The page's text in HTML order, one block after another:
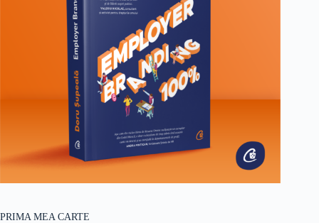
PRIMA MEA CARTE